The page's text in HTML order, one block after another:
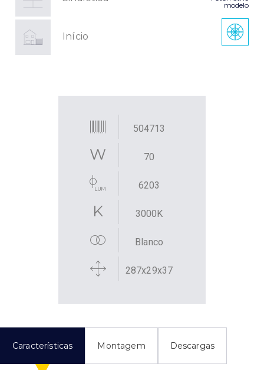
Início
modelo
504713
70
6203
3000K
Blanco
287x29x37
Características Montagem Descargas